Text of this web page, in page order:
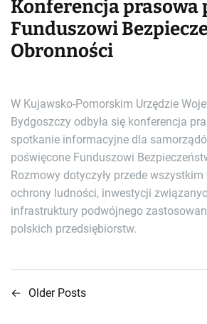
Konferencja prasowa
Funduszowi
Obronności
W Kujawsko-Pomorskim Urzędzie
Bydgoszczy odbyła się konferencja
spotkanie informacyjne dla
poświęcone Funduszowi
Rozmowy dotyczyły przede
ochrony ludności, inwestycji
infrastruktury podwójnego
polskich przedsiębiorstw.
N
← Older Posts